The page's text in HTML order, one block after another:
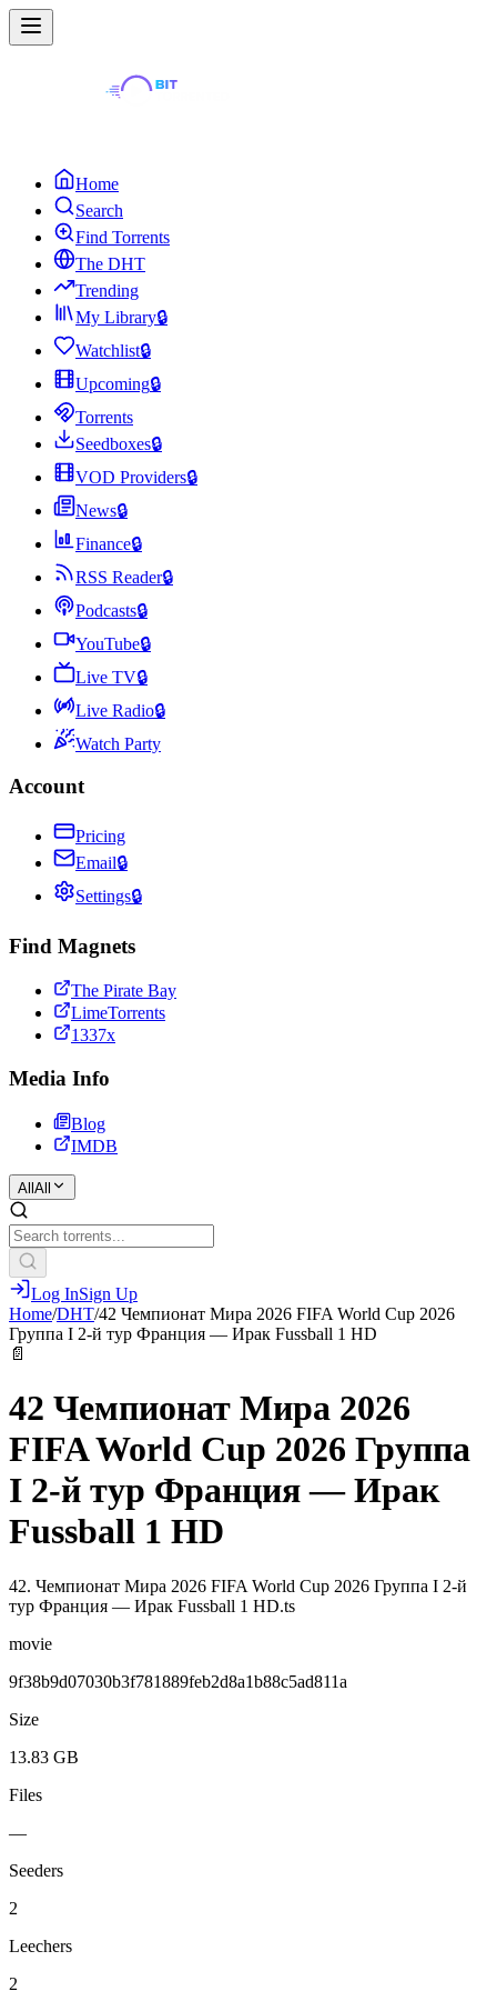
Home
Search
Find Torrents
The DHT
Trending
My Library🔒
Watchlist🔒
Upcoming🔒
Torrents
Seedboxes🔒
VOD Providers🔒
News🔒
Finance🔒
RSS Reader🔒
Podcasts🔒
YouTube🔒
Live TV🔒
Live Radio🔒
Watch Party
Account
Pricing
Email🔒
Settings🔒
Find Magnets
The Pirate Bay
LimeTorrents
1337x
Media Info
Blog
IMDB
All All
Log InSign Up
Home/DHT/42 Чемпионат Мира 2026 FIFA World Cup 2026
Группа I 2-й тур Франция — Ирак Fussball 1 HD
📄
42 Чемпионат Мира 2026
FIFA World Cup 2026 Группа
I 2-й тур Франция — Ирак
Fussball 1 HD
42. Чемпионат Мира 2026 FIFA World Cup 2026 Группа I 2-й
тур Франция — Ирак Fussball 1 HD.ts
movie
9f38b9d07030b3f781889feb2d8a1b88c5ad811a
Size
13.83 GB
Files
—
Seeders
2
Leechers
2